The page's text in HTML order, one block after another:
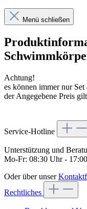
Menü schließen
Achtung!
es können immer nur
der Angegebene Preis
Service-Hotline
Unterstützung und
Mo-Fr: 08:30 Uhr -
Oder über unser
Rechtliches